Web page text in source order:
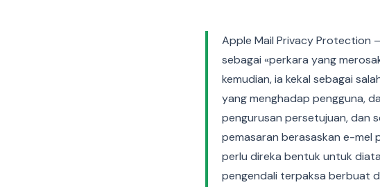
Apple Mail Privacy Protection
sebagai «perkara yang
kemudian, ia kekal sebagai
yang menghadap pengguna,
pengurusan persetujuan, dan
pemasaran berasaskan e-mel
perlu direka bentuk untuk
pengendali terpaksa berbuat